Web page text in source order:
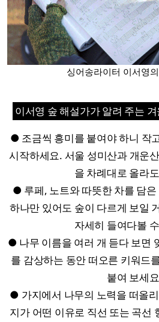
싱어송라이터 이서영
이서영 숲 해설가가 알려 주는
● 조금씩 흥미를 붙여야 하니 작
시작하세요. 서울 성미산과 개운
을 차례대로 올라
● 루페, 노트와 따뜻한 차를 담
하나만 있어도 숲이 다르게 보일
자세히 들여다볼
● 나무 이름을 여러 개 듣다 보면
를 감상하는 동안 떠오른 키워드
붙여 보세
● 가지에서 나무의 노력을 떠올
지가 어떤 이유로 직선 또는 곡선